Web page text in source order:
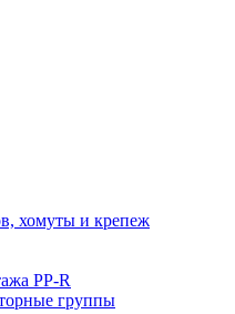
хомуты и крепеж
PP-R
группы